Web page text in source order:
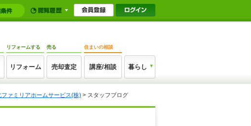
リフォームする
リフォーム
売る
売却査定
住まいの相談
講座/相談 暮らし
ァミリアホームサービス(株) > スタッフブログ